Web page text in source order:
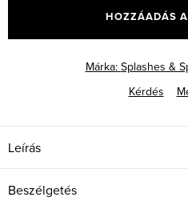
HOZZÁADÁS
Márka: Splashes &
Kérdés
Leírás
Beszélgetés